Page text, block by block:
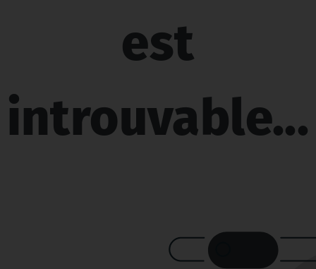
est
introuvable...